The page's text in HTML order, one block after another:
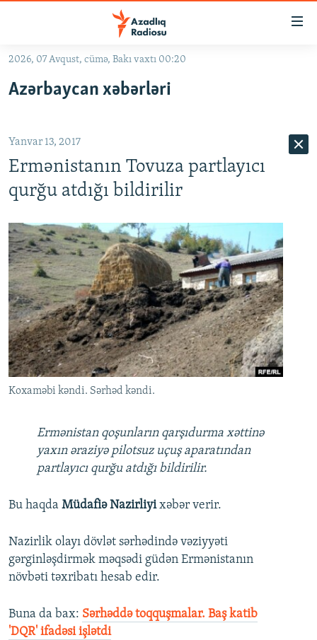
Əsas
qayıt
qayıt
Axtarışa
QANUNI DOĞRU
ARAŞDIRMA
MULTIMEDIA
VIDEO
FOTOQALEREYA
İNFOQRAFIKA
KARIKATURA
RADIO ARXIV
OXU ZALI
AZƏRBAYCAN ƏDƏBIYYATI KITABXANASI
İSLAM VƏ DEMOKRATIYA
HAQQIMIZDA
MISSIYAMIZ
PEŞƏ ETIKASI VƏ JURNALISTIKA STANDARTLARIMIZ
BIZIMLƏ ƏLAQƏ
XƏBƏR BÜLLETENLƏRIMIZ
BIZI IZLƏ
2026, 07 Avqust, cümə, Bakı vaxtı 00:20
Azərbaycan xəbərləri
Yanvar 13, 2017
Ermənistanın Tovuza partlayıcı
qurğu atdığı bildirilir
Koxaməbi kəndi. Sərhəd kəndi.
Ermənistan qoşunların qarşıdurma xəttinə
yaxın əraziyə pilotsuz uçuş aparatından
partlayıcı qurğu atdığı bildirilir.
Bu haqda Müdafiə Nazirliyixəbər verir.
Nazirlik olayı dövlət sərhədində vəziyyəti
gərginləşdirmək məqsədi güdən Ermənistanın
növbəti təxribatı hesab edir.
Buna da bax:​ Sərhəddə toqquşmalar. Baş katib
'DQR' ifadəsi işlətdi